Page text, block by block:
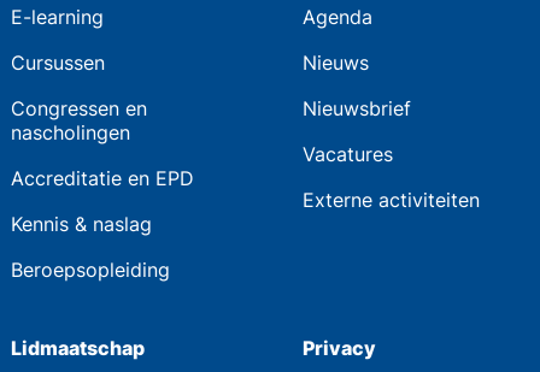
E-learning
Cursussen
Congressen en
nascholingen
Accreditatie en EPD
Kennis & naslag
Beroepsopleiding
Agenda
Nieuws
Nieuwsbrief
Vacatures
Externe activiteiten
Lidmaatschap
Privacy